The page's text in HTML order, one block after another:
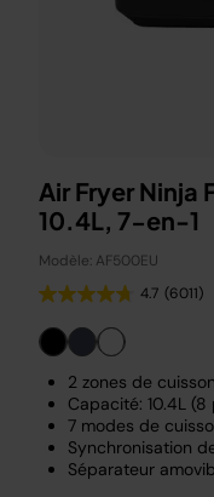
Air Fryer Ninja
10.4L, 7-en-1
Modèle: AF500EU
4.7 (6011)
2 zones de
Capacité: 10.4L (8
7 modes de
Synchronisation
Séparateur